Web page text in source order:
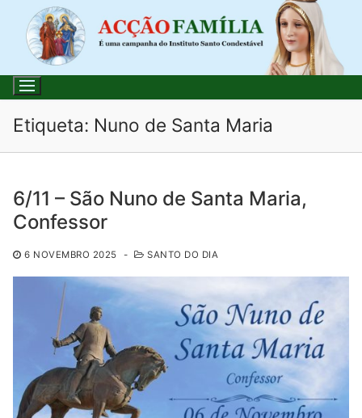
para
conteúdo
por:
Loja
Santo do Dia
Quem somos nós
Etiqueta: Nuno de Santa Maria
6/11 – São Nuno de Santa Maria,
Confessor
6 NOVEMBRO 2025 - SANTO DO DIA